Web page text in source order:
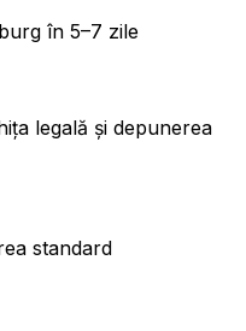
în 5–7 zile
legală și depunerea
standard